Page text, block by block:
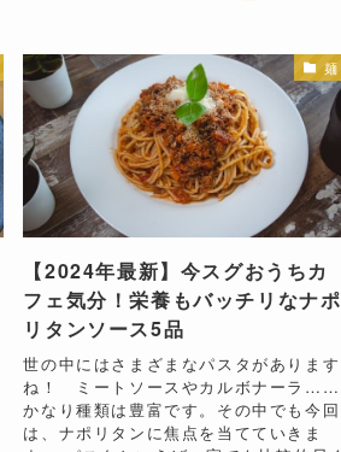
麺
【2024年最新】今スグおうちカ
フェ気分！栄養もバッチリなナポ
リタンソース5品
世の中にはさまざまなパスタがあります
ね！ ミートソースやカルボナーラ……
かなり種類は豊富です。その中でも今回
は、ナポリタンに焦点を当てていきま